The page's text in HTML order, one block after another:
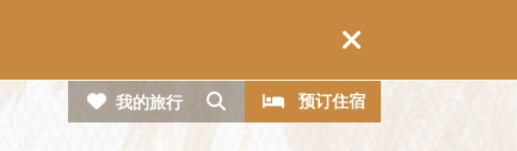
我的旅行 搜索CTA预订住宿